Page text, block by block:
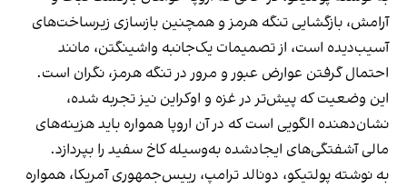
آرامش، بازگشایی تنگه هرمز و همچنین بازسازی زیرساخت‌های
آسیب‌دیده است، از تصمیمات یک‌جانبه واشینگتن، مانند
احتمال گرفتن عوارض عبور و مرور در تنگه هرمز، نگران است.
این وضعیت که پیش‌تر در غزه و اوکراین نیز تجربه شده،
نشان‌دهنده الگویی است که در آن اروپا همواره باید هزینه‌های
مالی آشفتگی‌های ایجادشده به‌وسیله کاخ سفید را بپردازد.
به نوشته پولتیکو، دونالد ترامپ، رییس‌جمهوری آمریکا، همواره